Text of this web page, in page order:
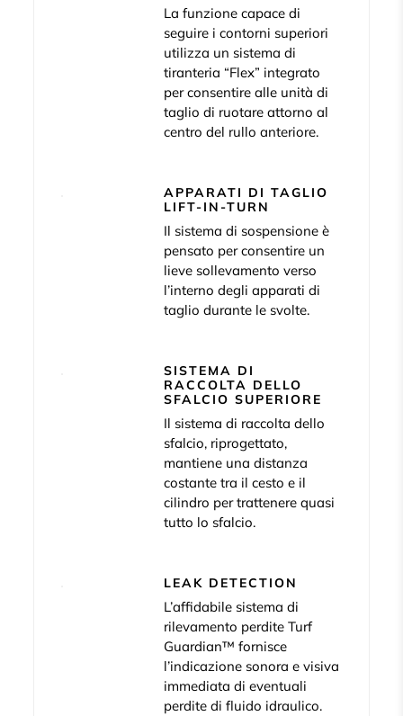
La funzione capace di
seguire i contorni superiori
utilizza un sistema di
tiranteria “Flex” integrato
per consentire alle unità di
taglio di ruotare attorno al
centro del rullo anteriore.
APPARATI DI TAGLIO
LIFT-IN-TURN
Il sistema di sospensione è
pensato per consentire un
lieve sollevamento verso
l’interno degli apparati di
taglio durante le svolte.
SISTEMA DI
RACCOLTA DELLO
SFALCIO SUPERIORE
Il sistema di raccolta dello
sfalcio, riprogettato,
mantiene una distanza
costante tra il cesto e il
cilindro per trattenere quasi
tutto lo sfalcio.
LEAK DETECTION
L’affidabile sistema di
rilevamento perdite Turf
Guardian™ fornisce
l’indicazione sonora e visiva
immediata di eventuali
perdite di fluido idraulico.